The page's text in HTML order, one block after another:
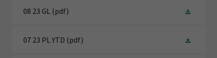
08 23 GL (pdf)
07 23 PL YTD (pdf)